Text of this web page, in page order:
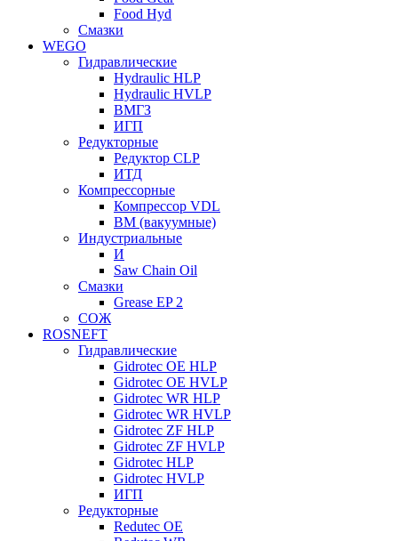
Food Hyd
Смазки
WEGO
Гидравлические
Hydraulic HLP
Hydraulic HVLP
ВМГЗ
ИГП
Редукторные
Редуктор CLP
ИТД
Компрессорные
Компрессор VDL
ВМ (вакуумные)
Индустриальные
И
Saw Chain Oil
Смазки
Grease EP 2
СОЖ
ROSNEFT
Гидравлические
Gidrotec OE HLP
Gidrotec OE HVLP
Gidrotec WR HLP
Gidrotec WR HVLP
Gidrotec ZF HLP
Gidrotec ZF HVLP
Gidrotec HLP
Gidrotec HVLP
ИГП
Редукторные
Redutec OE